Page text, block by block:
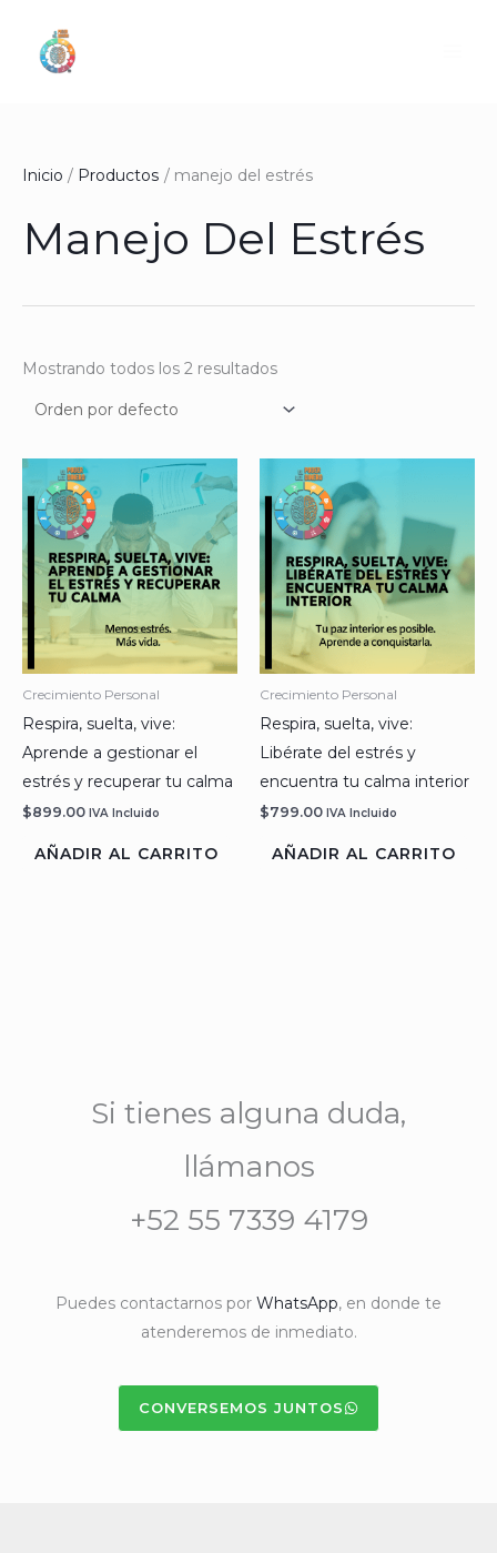
contenido
Inicio Productos manejo del estrés
Manejo Del Estrés
Mostrando todos los 2 resultados
Crecimiento Personal
Respira, suelta, vive:
Aprende a gestionar el
estrés y recuperar tu calma
$899.00 IVA Incluido
AÑADIR AL CARRITO
Crecimiento Personal
Respira, suelta, vive:
Libérate del estrés y
encuentra tu calma interior
$799.00 IVA Incluido
AÑADIR AL CARRITO
Si tienes alguna duda,
llámanos
+52 55 7339 4179
Puedes contactarnos por WhatsApp, en donde te
atenderemos de inmediato.
CONVERSEMOS JUNTOS